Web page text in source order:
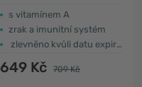
s vitamínem A
zrak a imunitní systém
zlevněno kvůli datu expirace
649 Kč 709 Kč